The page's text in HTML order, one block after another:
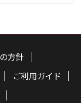
方針
ご利用ガイド